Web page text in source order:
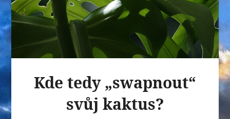
Kde tedy „swapnout“
svůj kaktus?